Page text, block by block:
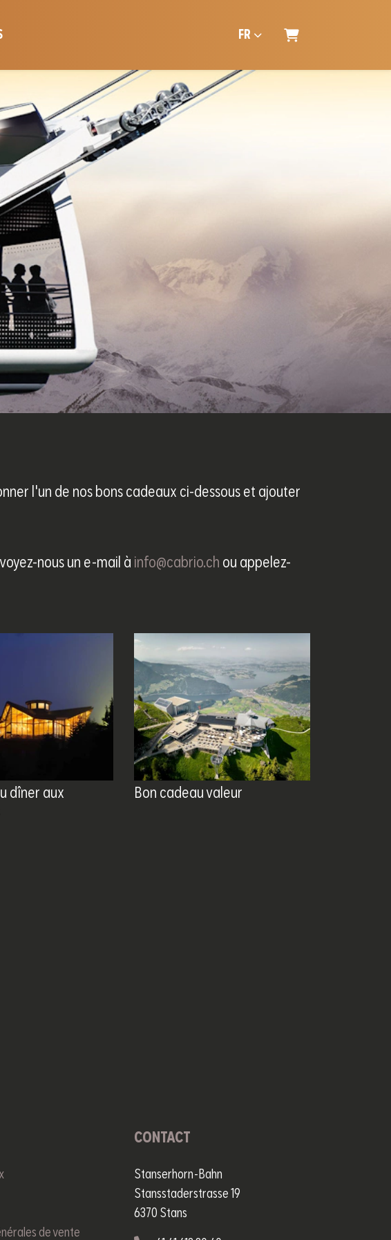
FR
PANIER
l'un de nos bons cadeaux ci-dessous et ajouter
nous un e-mail à info@cabrio.ch ou appelez-
dîner aux
Bon cadeau valeur
de vente
CONTACT
Stanserhorn-Bahn
Stansstaderstrasse 19
6370 Stans